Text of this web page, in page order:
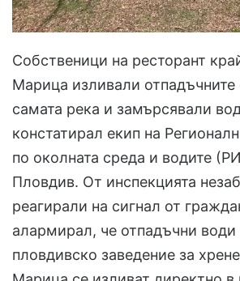
Собственици на ресторант
Марица изливали отпадъчните
самата река и замърсявали
констатирал екип на
по околната среда и водите
Пловдив. От инспекцията
реагирали на сигнал от
алармирал, че отпадъчни води
пловдивско заведение за